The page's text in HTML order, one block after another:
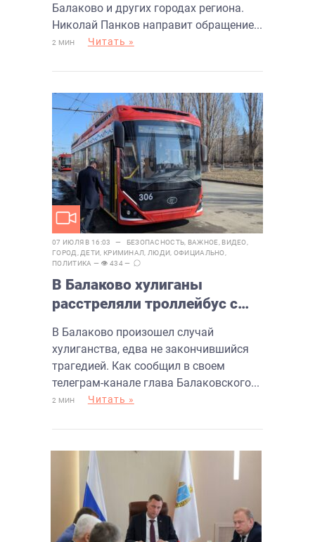
Балаково и других городах региона.
Николай Панков направит обращение...
2 МИН Читать »
07 ИЮЛЯ В 16:03 — БЕЗОПАСНОСТЬ ВАЖНОЕ ВИДЕО
ГОРОД
ДЕТИ КРИМИНАЛ ЛЮДИ ОФИЦИАЛЬНО
ПОЛИТИКА — 👁 434 —
В Балаково хулиганы
расстреляли троллейбус с
В Балаково произошел случай
хулиганства, едва не закончившийся
трагедией. Как сообщил в своем
телеграм-канале глава Балаковского...
2 МИН Читать »